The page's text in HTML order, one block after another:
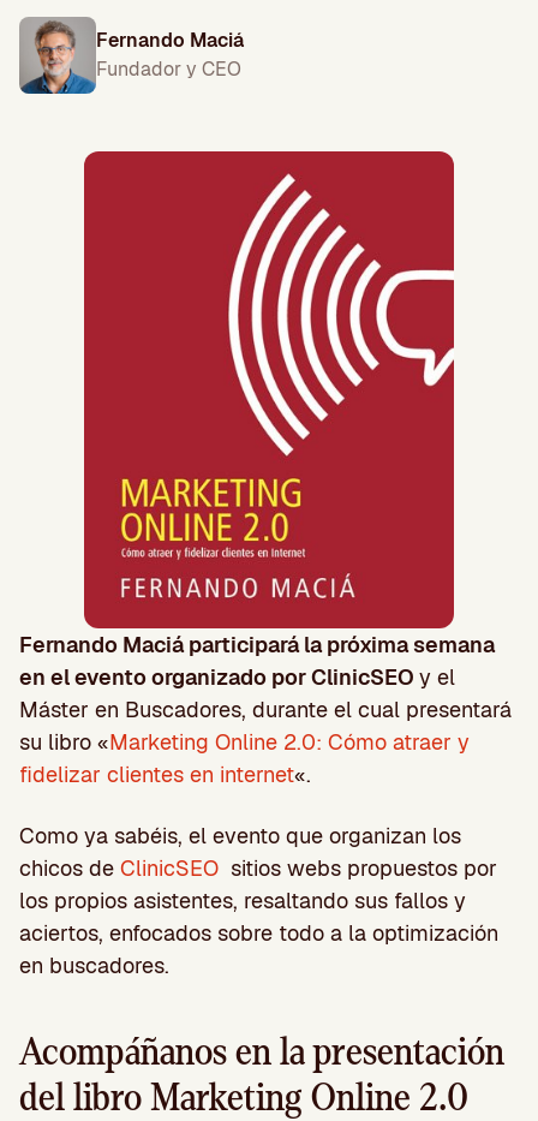
Fernando Maciá
Fundador y CEO
Fernando Maciá participará la próxima semana
en el evento organizado por ClinicSEO y el
Máster en Buscadores, durante el cual presentará
su libro «Marketing Online 2.0: Cómo atraer y
fidelizar clientes en internet«.
Como ya sabéis, el evento que organizan los
chicos de ClinicSEO sitios webs propuestos por
los propios asistentes, resaltando sus fallos y
aciertos, enfocados sobre todo a la optimización
en buscadores.
Acompáñanos en la presentación
del libro Marketing Online 2.0